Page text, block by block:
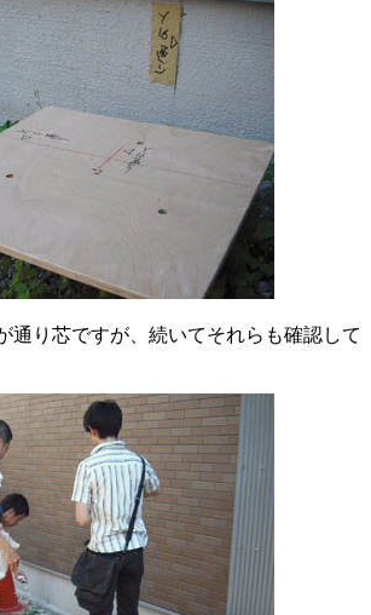
り芯ですが、続いてそれらも確認して